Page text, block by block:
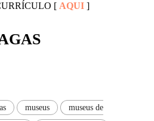
[ AQUI ]
museus museus de